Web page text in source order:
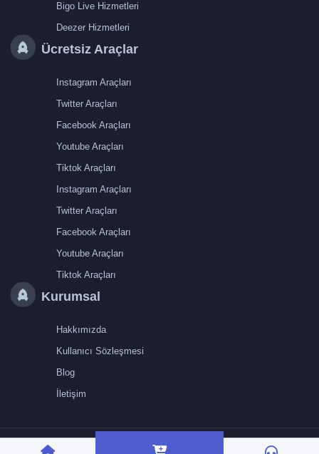
Bigo Live Hizmetleri
Deezer Hizmetleri
Ücretsiz Araçlar
Instagram Araçları
Twitter Araçları
Facebook Araçları
Youtube Araçları
Tiktok Araçları
Instagram Araçları
Twitter Araçları
Facebook Araçları
Youtube Araçları
Tiktok Araçları
Kurumsal
Hakkımızda
Kullanıcı Sözleşmesi
Blog
İletişim
TRMedya 2026 © Tüm